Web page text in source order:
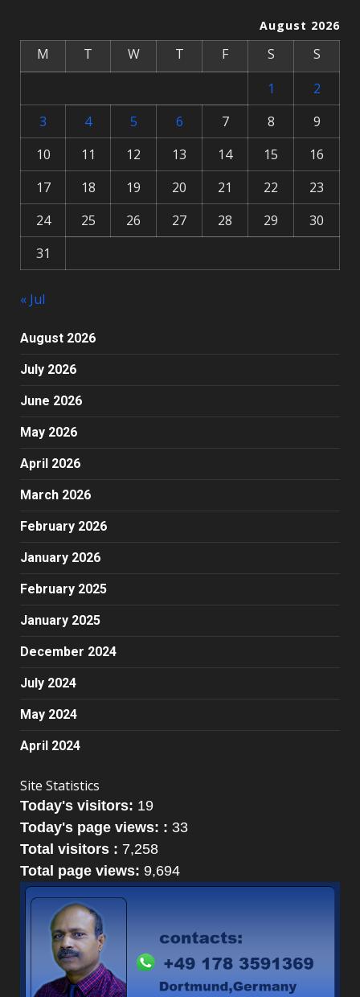
August 2026
M T W T F S
S
1
2
3
4 5 6 7 8
9
10
11 12 13 14 15
16
17
18 19 20 21 22
23
24
25 26 27 28 29
30
31
« Jul
August 2026
July 2026
June 2026
May 2026
April 2026
March 2026
February 2026
January 2026
February 2025
January 2025
December 2024
July 2024
May 2024
April 2024
Site Statistics
Today's visitors: 19
Today's page views: : 33
Total visitors : 7,258
Total page views: 9,694